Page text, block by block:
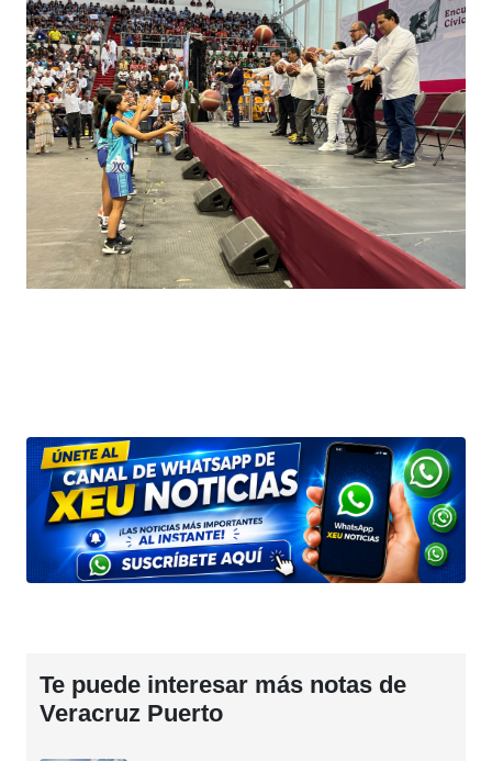
Te puede interesar más notas de
Veracruz Puerto